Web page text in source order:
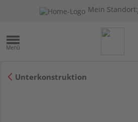
Mein Standort:
Unterkonstruktion